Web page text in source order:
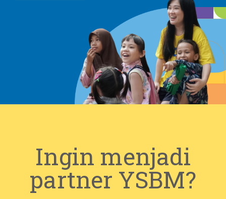
Ingin menjadi
partner YSBM?